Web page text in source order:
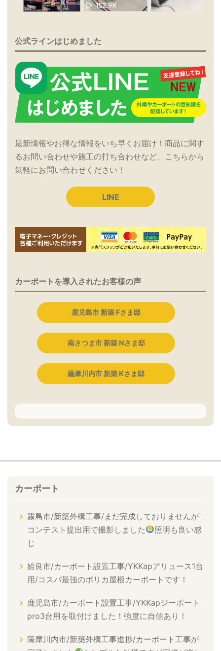
公式ラインはじめました
最新情報やお得な情報をいち早くお届け！商品に関す
るお問い合わせや施工の打ち合わせなど、こちらから
気軽にお問い合わせください！
LINE
カーポートを導入されたお客様の声
鹿児島市 新築 Fさま邸
南さつま市 新築 Nさま邸
薩摩川内市 新築 Kさま邸
カーポート
霧島市/新築外構工事/まだ完成しておりませんが
コンテスト提出用で撮影しました
照明も良い感
じ
姶良市/カーポート設置工事/YKKapアリュース1台
用/コスパ最強のポリカ屋根カーポートです！
鹿児島市/カーポート設置工事/YKKapジーポート
pro3台用を取付けました！強度に自信あり！
薩摩川内市/新築外構工事進捗/カーポート工事が